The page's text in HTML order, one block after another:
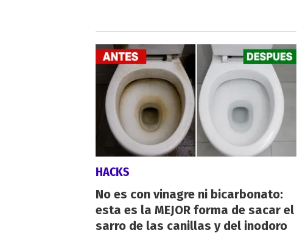
HACKS
No es con vinagre ni bicarbonato:
esta es la MEJOR forma de sacar el
sarro de las canillas y del inodoro